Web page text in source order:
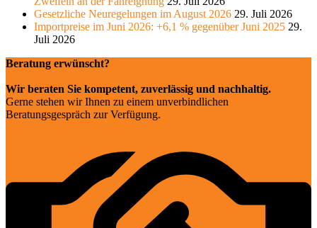
Gesetzliche Neuregelungen im August 2026 29. Juli 2026
Importpreise im Juni 2026: +6,1 % gegenüber Juni 2025 29.
Juli 2026
Beratung erwünscht?
Wir beraten Sie kompetent, zuverlässig und nachhaltig.
Gerne stehen wir Ihnen zu einem unverbindlichen
Beratungsgespräch zur Verfügung.